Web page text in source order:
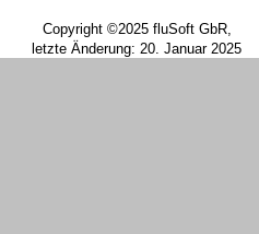
Copyright ©2025 fluSoft GbR,
letzte Änderung: 20. Januar 2025